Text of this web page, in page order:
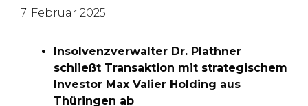
7. Februar 2025
Insolvenzverwalter Dr. Plathner
schließt Transaktion mit strategischem
Investor Max Valier Holding aus
Thüringen ab